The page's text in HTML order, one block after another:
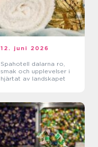
12. juni 2026
Spahotell dalarna ro,
smak och upplevelser i
hjärtat av landskapet